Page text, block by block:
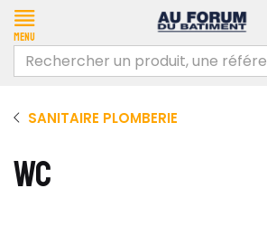
Menu
SANITAIRE PLOMBERIE
WC